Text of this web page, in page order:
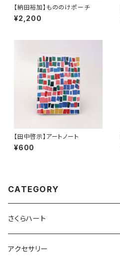
【納田裕加】もののけポーチ
¥2,200
【田中啓示】アートノート
¥600
CATEGORY
さくらハート
ペンダント
アクセサリー